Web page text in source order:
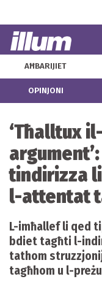
AĦBARIJIET
OPINJONI
‘Tħalltux
tindirizza
l-attentat
L-imħallef li qed
bdiet tagħti l-
tathom
tagħhom u l-